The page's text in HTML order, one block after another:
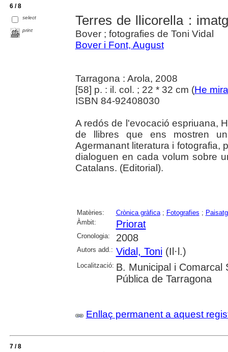
6 / 8
select
print
Terres de llicorella :
Bover ; fotografies de Toni Vidal
Bover i Font, August
Tarragona : Arola, 2008
[58] p. : il. col. ; 22 * 32 cm (He
ISBN 84-92408030
A redós de l'evocació espriuana,
de llibres que ens mostren
Agermanant literatura i fotografia,
dialoguen en cada volum sobre
Catalans. (Editorial).
Matèries: Crònica gràfica; Fotografies ;
Àmbit:
Priorat
Cronologia: 2008
Autors add.: Vidal, Toni(Il·l.)
Localització: B. Municipal i Comarcal
Pública de Tarragona
Enllaç permanent a aquest
7 / 8